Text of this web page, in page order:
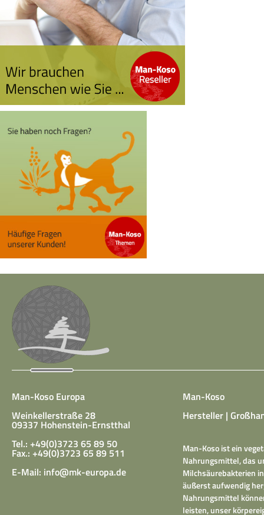
Man-Koso Europa
Weinkellerstraße 28
09337 Hohenstein-Ernstthal
Tel.: +49(0)3723 65 89 50
Fax.: +49(0)3723 65 89 511
E-Mail: info@mk-europa.de
Man-Koso
Hersteller |
Man-Koso ist ein
Nahrungsmittel, das
Milchsäurebakterien
äußerst aufwendig
Nahrungsmittel
leisten, unser